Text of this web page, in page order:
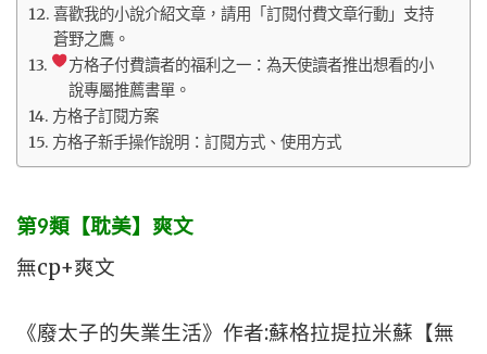
喜歡我的小說介紹文章，請用「訂閱付費文章行動」支持
蒼野之鷹。
方格子付費讀者的福利之一：為天使讀者推出想看的小
說專屬推薦書單。
方格子訂閱方案
方格子新手操作說明：訂閱方式、使用方式
第9類【耽美】爽文
無cp+爽文
《廢太子的失業生活》作者:蘇格拉提拉米蘇【無